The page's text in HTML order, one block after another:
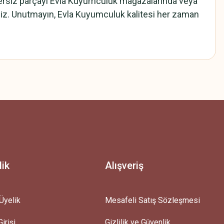
Unutmayın, Evla Kuyumculuk kalitesi her zaman
Alışveriş
Mesafeli Satış Sözleşmesi